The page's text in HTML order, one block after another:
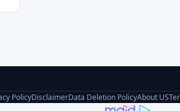
PolicyDisclaimerData Deletion PolicyAbout US